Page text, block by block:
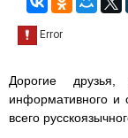
Дорогие
информативного и
всего